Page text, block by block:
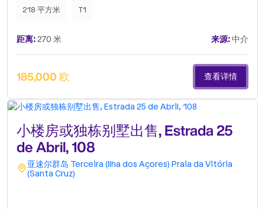
房。在公寓的后方，有一个带汽车入口的庭院，可通过侧街进
218 平方米 T1
距离:270 米 来源:中介
185,000 欧 查看详情
小楼房或独栋别墅出售, Estrada 25
de Abril, 108
亚速尔群岛 Terceira (Ilha dos Açores) Praia da Vitória
(Santa Cruz)